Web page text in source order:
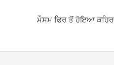
ਮੌਸਮ ਫਿਰ ਤੋਂ ਹੋਇਆ